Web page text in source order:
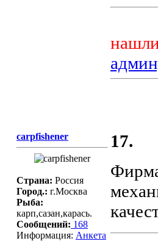
carpfishener
Страна: Россия
Город.: г.Москва
Рыба:
карп,сазан,карась.
Сообщений: 168
Информация: Aнкета
17.